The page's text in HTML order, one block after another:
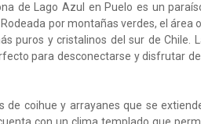
de Lago Azul en Puelo es un
por montañas verdes, el área
puros y cristalinos del sur de Chile.
para desconectarse y disfrutar
de coihue y arrayanes que se